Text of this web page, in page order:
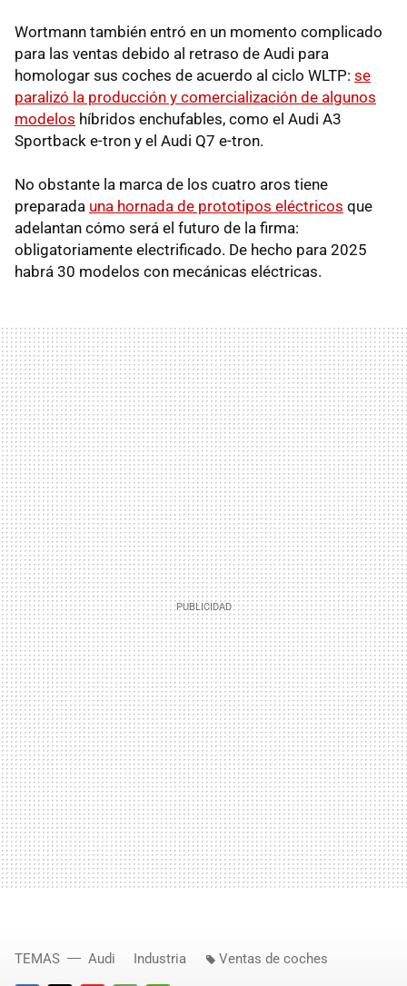
Wortmann también entró en un momento complicado
para las ventas debido al retraso de Audi para
homologar sus coches de acuerdo al ciclo WLTP: se
paralizó la producción y comercialización de algunos
modelos híbridos enchufables, como el Audi A3
Sportback e-tron y el Audi Q7 e-tron.
No obstante la marca de los cuatro aros tiene
preparada una hornada de prototipos eléctricos que
adelantan cómo será el futuro de la firma:
obligatoriamente electrificado. De hecho para 2025
habrá 30 modelos con mecánicas eléctricas.
TEMAS Audi Industria Ventas de coches